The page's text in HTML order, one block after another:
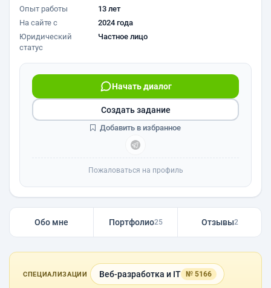
Опыт работы
13 лет
На сайте с
2024 года
Юридический
статус
Частное лицо
Начать диалог
Создать задание
Добавить в избранное
Пожаловаться на профиль
Обо мне Портфолио25 Отзывы2
СПЕЦИАЛИЗАЦИИ Веб-разработка и IT № 5166